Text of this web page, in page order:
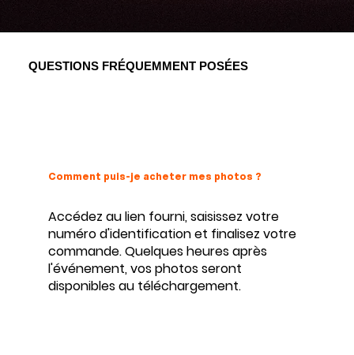
QUESTIONS FRÉQUEMMENT POSÉES
Comment puis-je acheter mes photos ?
Accédez au lien fourni, saisissez votre
numéro d'identification et finalisez votre
commande. Quelques heures après
l'événement, vos photos seront
disponibles au téléchargement.